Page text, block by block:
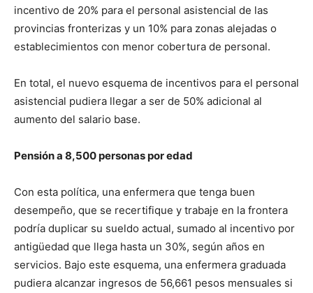
incentivo de 20% para el personal asistencial de las
provincias fronterizas y un 10% para zonas alejadas o
establecimientos con menor cobertura de personal.
En total, el nuevo esquema de incentivos para el personal
asistencial pudiera llegar a ser de 50% adicional al
aumento del salario base.
Pensión a 8,500 personas por edad
Con esta política, una enfermera que tenga buen
desempeño, que se recertifique y trabaje en la frontera
podría duplicar su sueldo actual, sumado al incentivo por
antigüedad que llega hasta un 30%, según años en
servicios. Bajo este esquema, una enfermera graduada
pudiera alcanzar ingresos de 56,661 pesos mensuales si